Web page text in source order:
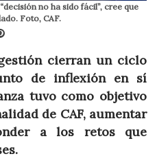
no ha sido fácil”, cree que
Foto, CAF.
Pinterest
cierran un ciclo
de inflexión en sí
tuvo como objetivo
de CAF, aumentar
a los retos que